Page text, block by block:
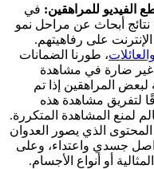
للمراهقين: في
نتائج أبحاث عن مراحل نمو
على رفاهيتهم.
، طورنا الضمانات
غير ضارة في مشاهدة
المراهقين إذا تم
لتفريق مشاهدة هذه
لمنع المشاهدة المتكررة.
الذي يصور العدوان
جسدي واعتداء، وعلى
أو أنواع الأجسام.